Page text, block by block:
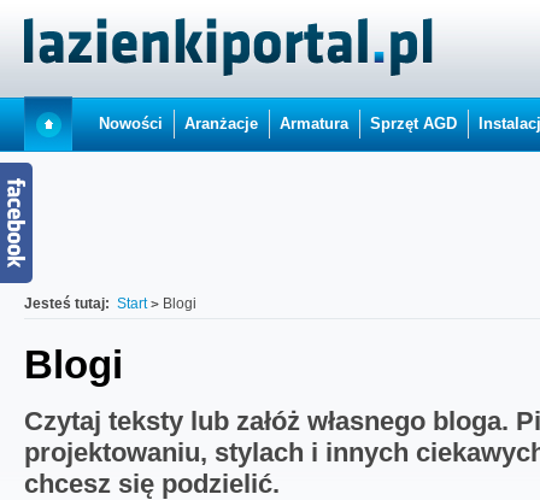
Nowości Aranżacje Armatura Sprzęt AGD
Jesteś tutaj: Start Blogi
Blogi
Czytaj teksty lub załóż własnego bloga.
projektowaniu, stylach i innych
chcesz się podzielić.